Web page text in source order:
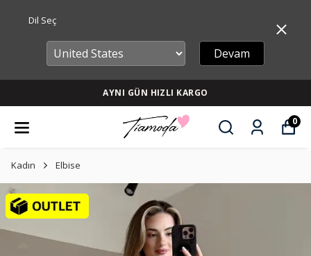
Dil Seç
Devam
AYNI GÜN HIZLI KARGO
0
Kadın Elbise